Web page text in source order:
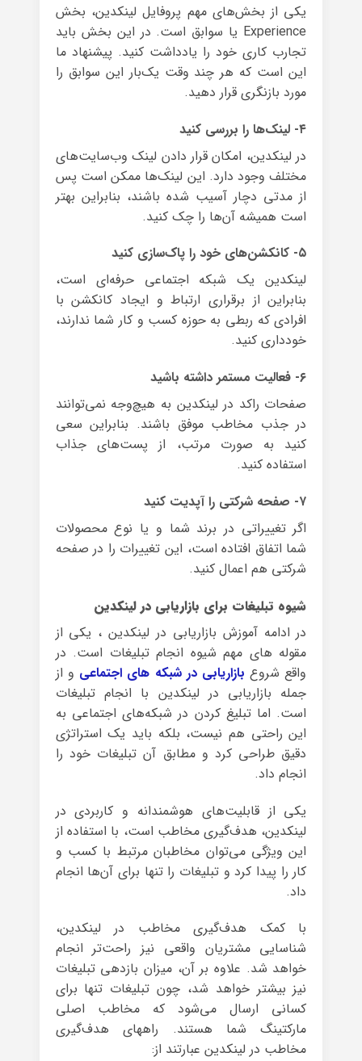
یکی از بخش‌های مهم پروفایل لینکدین، بخش
Experience یا سوابق است. در این بخش باید
تجارب کاری خود را یادداشت کنید. پیشنهاد ما
این است که هر چند وقت یک‌بار این سوابق را
مورد بازنگری قرار دهید.
۴- لینک‌ها را بررسی کنید
در لینکدین، امکان قرار دادن لینک وب‌سایت‌های
مختلف وجود دارد. این لینک‌ها ممکن است پس
از مدتی دچار آسیب شده باشند، بنابراین بهتر
است همیشه آن‌ها را چک کنید.
۵- کانکشن‌های خود را پاک‌سازی کنید
لینکدین یک شبکه‌ اجتماعی حرفه‌ای است،
بنابراین از برقراری ارتباط و ایجاد کانکشن با
افرادی که ربطی به حوزه کسب و کار شما ندارند،
خودداری کنید.
۶- فعالیت مستمر داشته باشید
صفحات راکد در لینکدین به هیچ‌وجه نمی‌توانند
در جذب مخاطب موفق باشند. بنابراین سعی
کنید به صورت مرتب، از پست‌های جذاب
استفاده کنید.
۷- صفحه شرکتی را آپدیت کنید
اگر تغییراتی در برند شما و یا نوع محصولات
شما اتفاق افتاده است، این تغییرات را در صفحه
شرکتی هم اعمال کنید.
شیوه تبلیغات برای بازاریابی در لینکدین
در ادامه آموزش بازاریابی در لینکدین ، یکی از
مقوله های مهم شیوه انجام تبلیغات است. در
واقع شروع بازاریابی در شبکه های اجتماعی و از
جمله بازاریابی در لینکدین با انجام تبلیغات
است. اما تبلیغ کردن در شبکه‌های اجتماعی به
این راحتی هم نیست، بلکه باید یک استراتژی
دقیق طراحی کرد و مطابق آن تبلیغات خود را
انجام داد.
یکی از قابلیت‌های هوشمندانه و کاربردی در
لینکدین، هدف‌گیری مخاطب است، با استفاده از
این ویژگی می‌توان مخاطبان مرتبط با کسب و
کار را پیدا کرد و تبلیغات را تنها برای آن‌ها انجام
داد.
با کمک هدف‌گیری مخاطب در لینکدین،
شناسایی مشتریان واقعی نیز راحت‌تر انجام
خواهد شد. علاوه بر آن، میزان بازدهی تبلیغات
نیز بیشتر خواهد شد، چون تبلیغات تنها برای
کسانی ارسال می‌شود که مخاطب اصلی
مارکتینگ شما هستند. راههای هدف‌گیری
مخاطب در لینکدین عبارتند از: